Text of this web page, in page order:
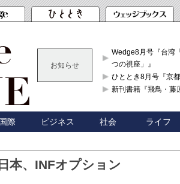
お知らせ
Wedge8月号『台湾
つの視座」』
ひととき8月号『京
新刊書籍『飛鳥・藤
国際 ビジネス 社会 ライフ
本、INFオプション